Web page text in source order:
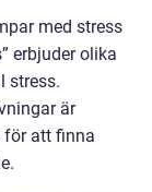
med stress
erbjuder olika
stress.
är
för att finna